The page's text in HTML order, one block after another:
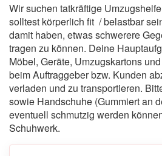
Wir suchen tatkräftige
solltest körperlich fit / belastbar
damit haben, etwas schwerere
tragen zu können. Deine
Möbel, Geräte, Umzugskartons
beim Auftraggeber bzw. Kunden
verladen und zu transportieren.
sowie Handschuhe (Gummiert an
eventuell schmutzig werden
Schuhwerk.